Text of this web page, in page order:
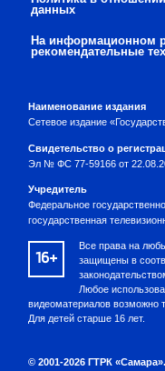
данных
На информационном
рекомендательные
Наименование издания
Сетевое издание
Свидетельство о
Эл № ФС 77-59166 от
Учредитель
Федеральное
государственная
16+
Все права на
защищены в
Любое
видеоматериалов возможно
Для детей старше 16 лет.
© 2001-2026 ГТРК